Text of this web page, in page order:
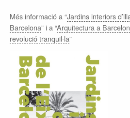
Més informació a “Jardins interiors
Barcelona” i a “Arquitectura a
revolució tranquil·la”